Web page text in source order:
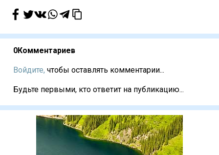
0Комментариев
Войдите, чтобы оставлять комментарии...
Будьте первыми, кто ответит на публикацию...